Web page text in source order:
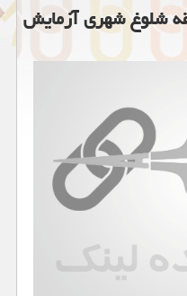
شلوغ شهری آزمایش